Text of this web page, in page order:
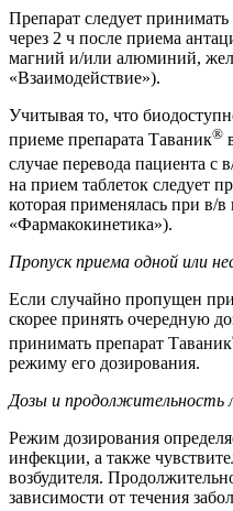
Препарат следует
через 2 ч после приема
магний и/или алюминий,
«Взаимодействие»).
Учитывая то, что
приеме препарата Таваник®
случае перевода пациента с
на прием таблеток следует
которая применялась при в/
«Фармакокинетика»).
Пропуск приема одной или
Если случайно пропущен
скорее принять очередную
принимать препарат Таваник
режиму его дозирования.
Дозы и продолжительность
Режим дозирования
инфекции, а также
возбудителя.
зависимости от течения